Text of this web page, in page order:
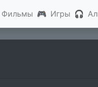
Фильмы 🎮 Игры 🎧